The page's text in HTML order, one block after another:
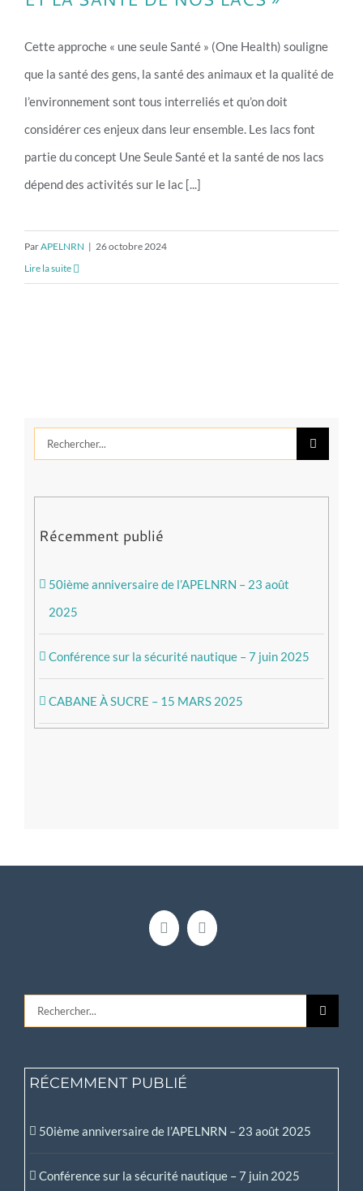
Cette approche « une seule Santé » (One Health) souligne
que la santé des gens, la santé des animaux et la qualité de
l’environnement sont tous interreliés et qu’on doit
considérer ces enjeux dans leur ensemble. Les lacs font
partie du concept Une Seule Santé et la santé de nos lacs
dépend des activités sur le lac [...]
ParAPELNRN | 26 octobre 2024
Lire la suite
Rechercher:
Récemment publié
50ième anniversaire de l’APELNRN – 23 août
2025
Conférence sur la sécurité nautique – 7 juin 2025
CABANE À SUCRE – 15 MARS 2025
Rechercher:
RÉCEMMENT PUBLIÉ
50ième anniversaire de l’APELNRN – 23 août 2025
Conférence sur la sécurité nautique – 7 juin 2025